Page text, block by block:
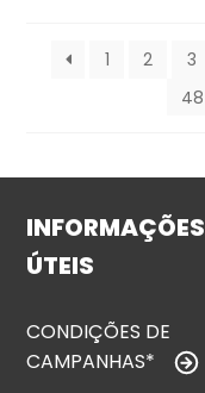
1 2 3
48
INFORMAÇÕES
ÚTEIS
CONDIÇÕES DE
CAMPANHAS*